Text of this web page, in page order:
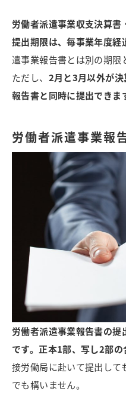
労働者派遣事業収支決算
提出期限は、毎事業年度経
遣事業報告書とは別の期限
ただし、 2月と3月以外が
報告書と同時に提出できま
労働者派遣事業報
労働者派遣事業報告書の
です。正本1部、写し2部の
接労働局に赴いて提出して
でも構いません。